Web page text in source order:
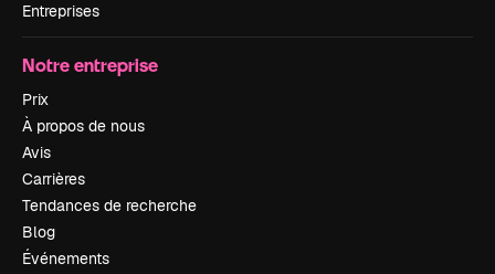
Entreprises
Notre entreprise
Prix
À propos de nous
Avis
Carrières
Tendances de recherche
Blog
Événements